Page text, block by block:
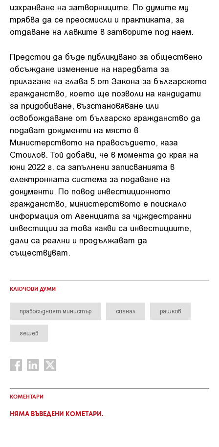
изхранване на затворниците. По думите му
трябва да се преосмисли и практиката, за
отдаване на лавките в затворите под наем.
Предстои да бъде публикувано за обществено
обсъждане изменение на наредбата за
прилагане на глава 5 от Закона за българското
гражданство, което ще позволи на кандидати
за придобиване, възстановяване или
освобождаване от българско гражданство да
подават документи на място в
Министерството на правосъдието, каза
Стоилов. Той добави, че в момента до края на
юни 2022 г. са запълнени записванията в
електронната система за подаване на
документи. По повод инвестиционното
гражданство, министерството е поискало
информация от Агенцията за чуждестранни
инвестиции за това какви са инвестициите,
дали са реални и продължават да
съществуват.
КЛЮЧОВИ ДУМИ
правосъдният министър сигнал рашков
гешев
КОМЕНТАРИ
НЯМА ВЪВЕДЕНИ КОМЕТАРИ.